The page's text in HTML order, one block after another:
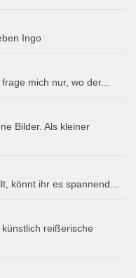
Ingo
mich nur, wo der...
Bilder. Als kleiner
könnt ihr es spannend...
reißerische